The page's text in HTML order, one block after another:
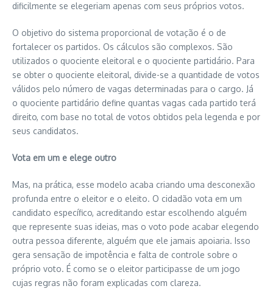
dificilmente se elegeriam apenas com seus próprios votos.
O objetivo do sistema proporcional de votação é o de
fortalecer os partidos. Os cálculos são complexos. São
utilizados o quociente eleitoral e o quociente partidário. Para
se obter o quociente eleitoral, divide-se a quantidade de votos
válidos pelo número de vagas determinadas para o cargo. Já
o quociente partidário define quantas vagas cada partido terá
direito, com base no total de votos obtidos pela legenda e por
seus candidatos.
Vota em um e elege outro
Mas, na prática, esse modelo acaba criando uma desconexão
profunda entre o eleitor e o eleito. O cidadão vota em um
candidato específico, acreditando estar escolhendo alguém
que represente suas ideias, mas o voto pode acabar elegendo
outra pessoa diferente, alguém que ele jamais apoiaria. Isso
gera sensação de impotência e falta de controle sobre o
próprio voto. É como se o eleitor participasse de um jogo
cujas regras não foram explicadas com clareza.